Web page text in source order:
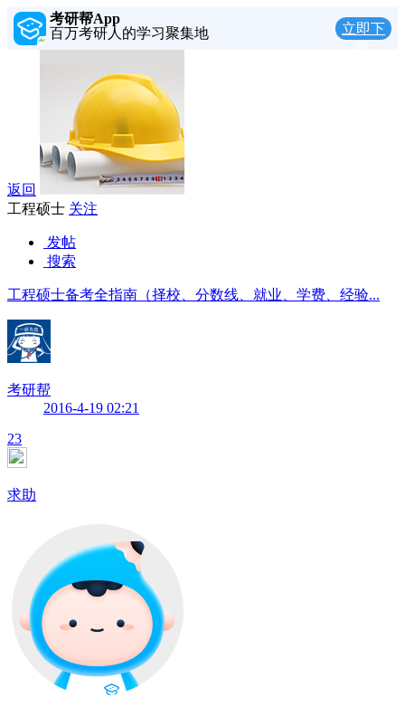
考研帮App
百万考研人的学习聚集地
立即下
返回
工程硕士 关注
发帖
搜索
工程硕士备考全指南（择校、分数线、就业、学费、经验...
考研帮
2016-4-19 02:21
23
求助